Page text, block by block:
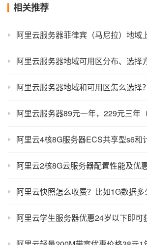
相关推荐
阿里云服务器菲律宾（马尼拉）地域
阿里云服务器地域和可用区怎么选择
阿里云服务器89元一年，229元三年
阿里云2核8G云服务器配置性能及优
阿里云快照怎么收费？比如1G数据多
阿里云学生服务器优惠24岁以下即可